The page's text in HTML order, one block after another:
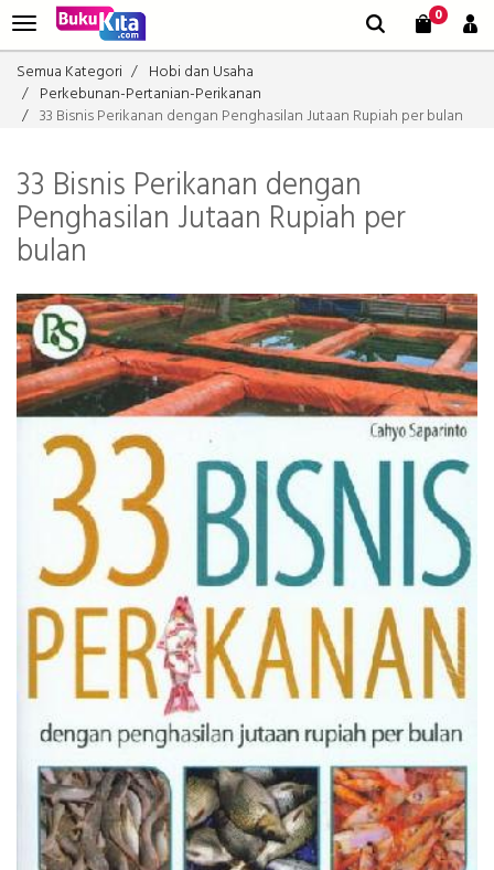
0
Semua Kategori
Hobi dan Usaha
Perkebunan-Pertanian-Perikanan
33 Bisnis Perikanan dengan Penghasilan Jutaan Rupiah per bulan
33 Bisnis Perikanan dengan
Penghasilan Jutaan Rupiah per
bulan